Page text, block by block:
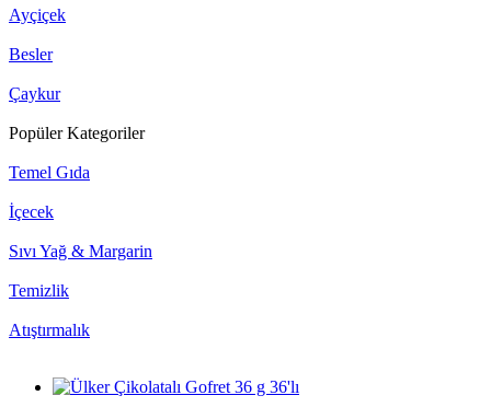
Ayçiçek
Besler
Çaykur
Popüler Kategoriler
Temel Gıda
İçecek
Sıvı Yağ & Margarin
Temizlik
Atıştırmalık